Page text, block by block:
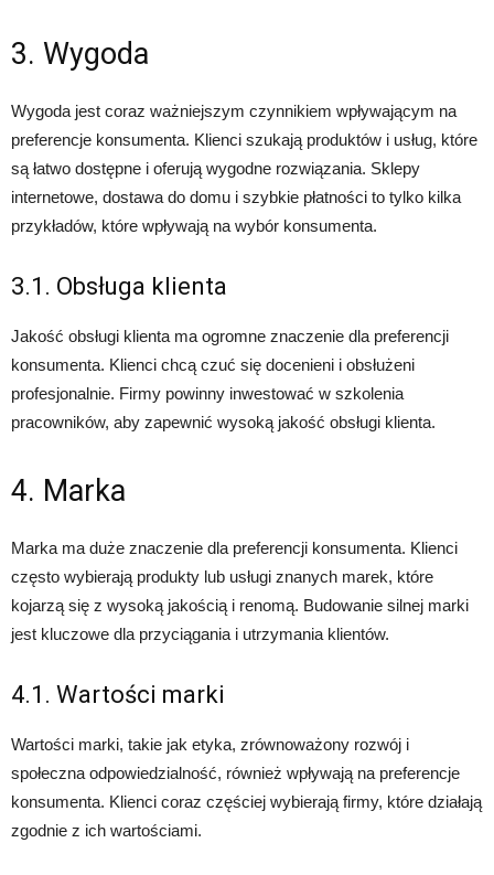
3. Wygoda
Wygoda jest coraz ważniejszym czynnikiem wpływającym na
preferencje konsumenta. Klienci szukają produktów i usług, które
są łatwo dostępne i oferują wygodne rozwiązania. Sklepy
internetowe, dostawa do domu i szybkie płatności to tylko kilka
przykładów, które wpływają na wybór konsumenta.
3.1. Obsługa klienta
Jakość obsługi klienta ma ogromne znaczenie dla preferencji
konsumenta. Klienci chcą czuć się docenieni i obsłużeni
profesjonalnie. Firmy powinny inwestować w szkolenia
pracowników, aby zapewnić wysoką jakość obsługi klienta.
4. Marka
Marka ma duże znaczenie dla preferencji konsumenta. Klienci
często wybierają produkty lub usługi znanych marek, które
kojarzą się z wysoką jakością i renomą. Budowanie silnej marki
jest kluczowe dla przyciągania i utrzymania klientów.
4.1. Wartości marki
Wartości marki, takie jak etyka, zrównoważony rozwój i
społeczna odpowiedzialność, również wpływają na preferencje
konsumenta. Klienci coraz częściej wybierają firmy, które działają
zgodnie z ich wartościami.